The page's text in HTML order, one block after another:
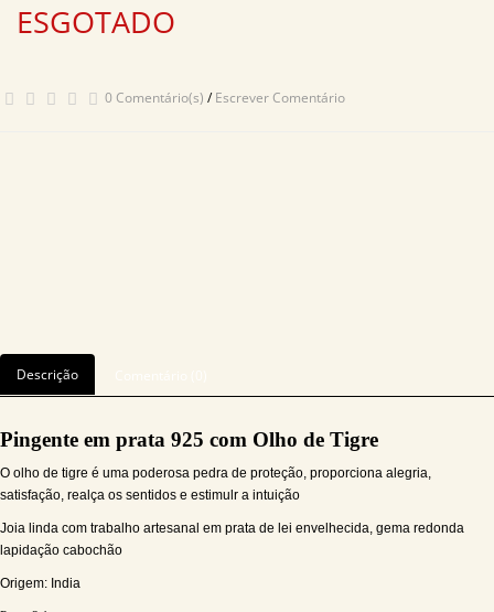
ESGOTADO
0 Comentário(s) /Escrever Comentário
Descrição
Pingente em prata 925 com Olho de Tigre
O olho de tigre é uma poderosa pedra de proteção, proporciona alegria,
satisfação, realça os sentidos e estimulr a intuição
Joia linda com trabalho artesanal em prata de lei envelhecida, gema redonda
lapidação cabochão
Origem: India